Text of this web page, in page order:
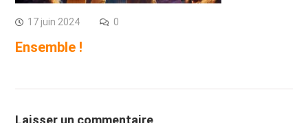
17 juin 2024 0
Ensemble !
Laisser un commentaire